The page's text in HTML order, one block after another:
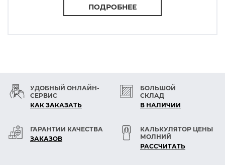
ПОДРОБНЕЕ
УДОБНЫЙ ОНЛАЙН-
СЕРВИС
КАК ЗАКАЗАТЬ
БОЛЬШОЙ
СКЛАД
В НАЛИЧИИ
ГАРАНТИИ КАЧЕСТВА
ЗАКАЗОВ
КАЛЬКУЛЯТОР ЦЕНЫ
МОЛНИЙ
РАСCЧИТАТЬ